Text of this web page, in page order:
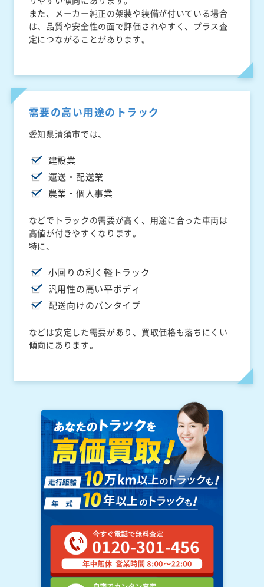
また、メーカー純正の架装や装備が付いている場合
は、品質や安全性の面で評価されやすく、プラス査
定につながることがあります。
需要の高い用途のトラック
愛知県清須市では、
建設業
運送・配送業
農業・個人事業
などでトラックの需要が高く、用途に合った車両は
高値が付きやすくなります。
特に、
小回りの利く軽トラック
汎用性の高い平ボディ
配送向けのバンタイプ
などは安定した需要があり、買取価格も落ちにくい
傾向にあります。